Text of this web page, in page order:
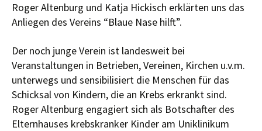
Roger Altenburg und Katja Hickisch erklärten uns das
Anliegen des Vereins “Blaue Nase hilft”.
Der noch junge Verein ist landesweit bei
Veranstaltungen in Betrieben, Vereinen, Kirchen u.v.m.
unterwegs und sensibilisiert die Menschen für das
Schicksal von Kindern, die an Krebs erkrankt sind.
Roger Altenburg engagiert sich als Botschafter des
Elternhauses krebskranker Kinder am Uniklinikum